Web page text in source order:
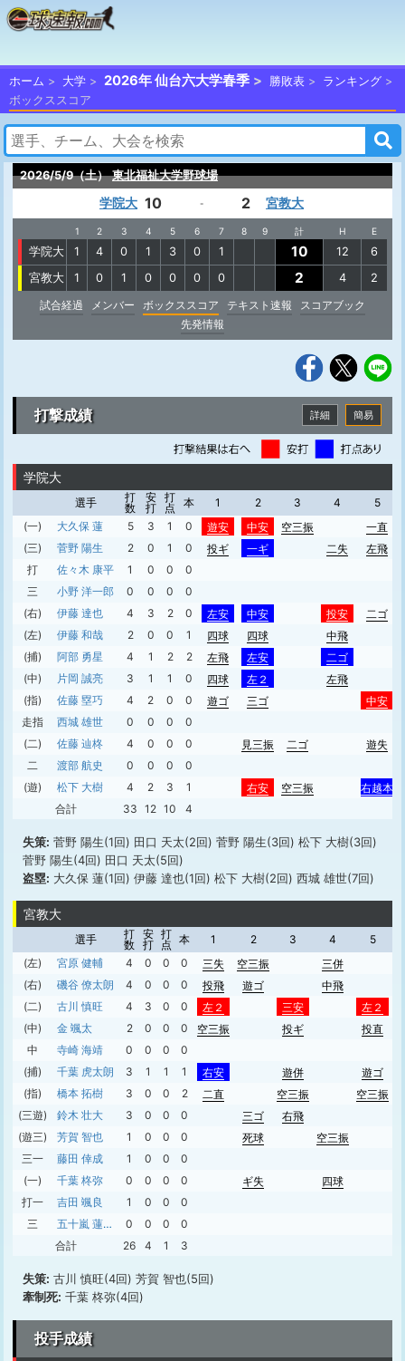
ホーム 大学 2026年 仙台六大学春季 勝敗表
ランキング
ボックススコア
2026/5/9（土） 東北福祉大学野球場
学院大 10 - 2 宮教大
1 2 3 4 5 6 7 8 9 計 H E
学院大 1 4 0 1 3 0 1 10 12
6
宮教大
1 0 1 0 0 0 0 2 4
2
試合経過
メンバー ボックススコア テキスト速報
スコアブック
先発情報
打撃成績 簡易
詳細
学院大
選手
打
数
安
打
打
点
本 1 2 3 4
5
(一)
大久保 蓮 5 3 1 0 遊安 中安 空三振
一直
(三)
菅野 陽生 2 0 1 0 投ギ 一ギ 二失
左飛
打
佐々木 康平 1 0 0
0
三
小野 洋一郎 0 0 0
0
(右)
伊藤 達也 4 3 2 0 左安 中安 投安
二ゴ
(左)
伊藤 和哉 2 0 0 1 四球 四球
中飛
(捕)
阿部 勇星 4 1 2 2 左飛 左安
二ゴ
(中)
片岡 誠亮 3 1 1 0 四球 左２
左飛
(指)
佐藤 塁巧 4 2 0 0 遊ゴ 三ゴ
中安
走指
西城 雄世 0 0 0
0
(二)
佐藤 辿柊 4 0 0 0 見三振 二ゴ
遊失
二
渡部 航史 0 0 0
0
(遊)
松下 大樹 4 2 3 1 右安 空三振
右越本
合計
33 12 10 4
失策: 菅野 陽生(1回) 田口 天太(2回) 菅野 陽生(3回) 松下 大樹(3回)
菅野 陽生(4回) 田口 天太(5回)
盗塁: 大久保 蓮(1回) 伊藤 達也(1回) 松下 大樹(2回) 西城 雄世(7回)
宮教大
選手
打
数
安
打
打
点 本 1 2 3 4
5
(左)
宮原 健輔 4 0 0 0 三失 空三振
三併
(右)
磯谷 僚太朗 4 0 0 0 投飛 遊ゴ
中飛
(二)
古川 慎旺 4 3 0 0 左２ 三安
左２
(中)
金 颯太 2 0 0 0 空三振 投ギ
投直
中
寺崎 海靖 0 0 0
0
(捕)
千葉 虎太朗 3 1 1 1 右安 遊併
遊ゴ
(指)
橋本 拓樹 3 0 0 2 二直 空三振
空三振
(三遊)
鈴木 壮大 3 0 0 0 三ゴ 右飛
(遊三)
芳賀 智也 1 0 0 0 死球
空三振
三一
藤田 倖成 1 0 0 0
(一)
千葉 柊弥 0 0 0 0 ギ失
四球
打一
吉田 颯良 1 0 0 0
三
五十嵐 蓮大郎 0 0 0
0
合計
26 4 1 3
失策: 古川 慎旺(4回) 芳賀 智也(5回)
牽制死: 千葉 柊弥(4回)
投手成績